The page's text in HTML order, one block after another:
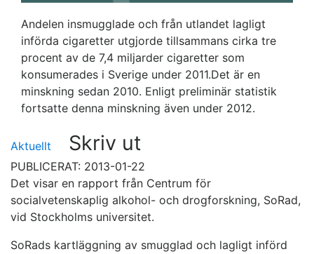
Andelen insmugglade och från utlandet lagligt
införda cigaretter utgjorde tillsammans cirka tre
procent av de 7,4 miljarder cigaretter som
konsumerades i Sverige under 2011.Det är en
minskning sedan 2010. Enligt preliminär statistik
fortsatte denna minskning även under 2012.
Aktuellt Skriv ut
PUBLICERAT: 2013-01-22
Det visar en rapport från Centrum för
socialvetenskaplig alkohol- och drogforskning, SoRad,
vid Stockholms universitet.
SoRads kartläggning av smugglad och lagligt införd